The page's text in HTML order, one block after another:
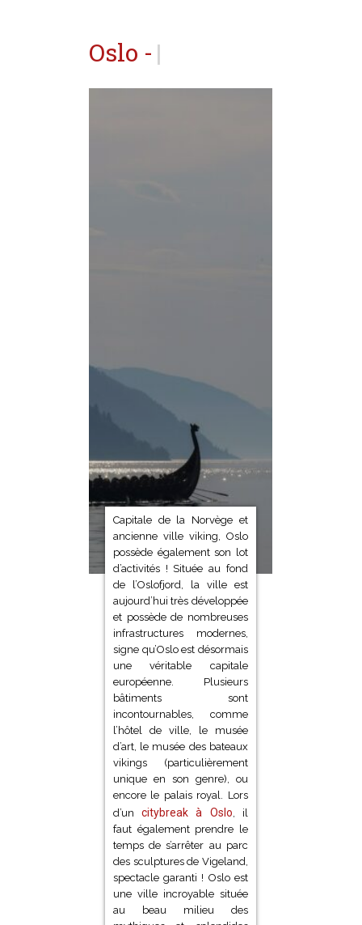
Oslo - Norvège
Capitale de la Norvège et
ancienne ville viking, Oslo
possède également son lot
d’activités ! Située au fond
de l’Oslofjord, la ville est
aujourd’hui très développée
et possède de nombreuses
infrastructures modernes,
signe qu’Oslo est désormais
une véritable capitale
européenne. Plusieurs
bâtiments sont
incontournables, comme
l’hôtel de ville, le musée
d’art, le musée des bateaux
vikings (particulièrement
unique en son genre), ou
encore le palais royal. Lors
d’uncitybreak à Oslo, il
faut également prendre le
temps de s’arrêter au parc
des sculptures de Vigeland,
spectacle garanti ! Oslo est
une ville incroyable située
au beau milieu des